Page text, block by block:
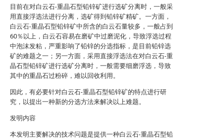
目前在对白云石-重晶石型铅锌矿进行选矿分离时，一般采
用直接浮选法进行分离，选矿得到铅锌矿精矿。一方面，
白云石-重晶石型铅锌矿中所含的白云石量较多，一般占到
60％以上，白云石容易在磨矿中过磨泥化，导致浮选过程
中泡沫发粘，严重影响了铅锌的分选指标，是目前铅锌选
矿的难题之一；另一方面，采用直接浮选法在对白云石-重
晶石型铅锌矿进行选矿分离时，一般需要细磨浮选，导致
其中的重晶石过粉碎，难以回收利用。
因此，有必要针对白云石-重晶石型铅锌矿的特点进行研
究，以提出一种新的分选方法来解决以上难题。
发明内容
本发明主要解决的技术问题是提供一种白云石-重晶石型铅